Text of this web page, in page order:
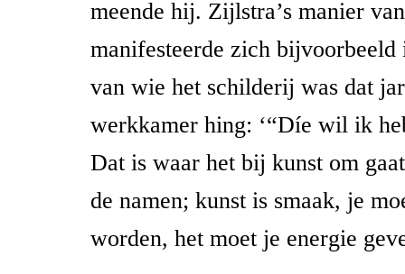
meende hij. Zijlstra’s manier
manifesteerde zich bijvoorbeeld
van wie het schilderij was dat
werkkamer hing: ‘“Díe wil ik
Dat is waar het bij kunst om
de namen; kunst is smaak, je
worden, het moet je energie